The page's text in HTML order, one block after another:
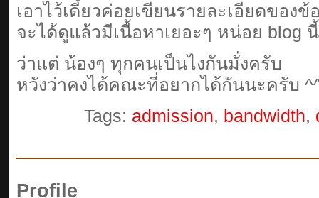
เอาไว้เดี๋ยวค่อยเขียนรายละเอียดของข้
จะได้ดูแล้วมีเนื้อหาเยอะๆ หน่อย blog
ว่าแต่ น้องๆ ทุกคนเป็นไงกันมั่งครับ
หวังว่าคงได้คณะที่อยากได้กันนะครับ
Tags: admission, bandwidth,
Profile